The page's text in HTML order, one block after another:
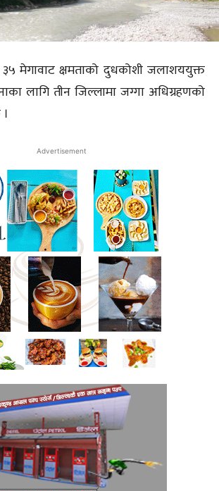
३५ मेगावाट क्षमताको दुधकोशी जलाशययुक्त
लागि तीन जिल्लामा जग्गा अधिग्रहणको
Advertisement